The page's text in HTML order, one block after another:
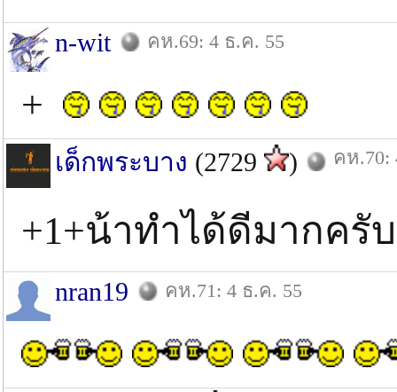
n-wit คห.69: 4 ธ.ค. 55
+
เด็กพระบาง (2729 ) คห.70:
+1+น้าทําได้ดีมากครับ
nran19 คห.71: 4 ธ.ค. 55